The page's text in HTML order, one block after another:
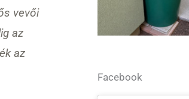
vevői
az
az
Facebook